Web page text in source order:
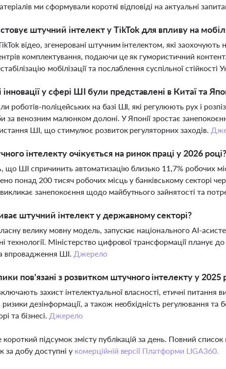
ми сформували короткі відповіді на актуальні
штучний інтелект у TikTok для впливу на
відео, згенеровані штучним інтелектом, які заохочують
комплектування, подаючи це як гумористичний
мобілізації та послаблення суспільної стійкості
інновації у сфері ШІ були представлені в Китаї та
роботів-поліцейських на базі ШІ, які регулюють рух і
за венозним малюнком долоні. У Японії зростає
ШІ, що стимулює розвиток регуляторних заходів.
інтелекту очікується на ринок праці у 2026 році?
що ШІ спричинить автоматизацію близько 11,7% робочих
понад 200 тисяч робочих місць у банківському секторі
занепокоєння щодо майбутнього зайнятості та
штучний інтелект у державному секторі?
велику мовну модель, запускає національного AI-
технології. Міністерство цифрової трансформації планує
впровадження ШІ. Джерело
пов'язані з розвитком штучного інтелекту у 2025
захист інтелектуальної власності, етичні питання
дезінформації, а також необхідність регулювання та
та бізнесі. Джерело
підсумок змісту публікацій за день. Повний
за добу доступні у комерційній версії Платформи LIGA360.